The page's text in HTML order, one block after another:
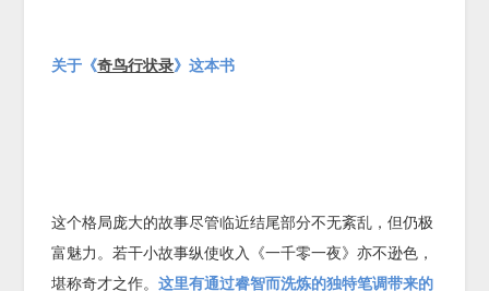
关于《奇鸟行状录》这本书
这个格局庞大的故事尽管临近结尾部分不无紊乱，但仍极
富魅力。若干小故事纵使收入《一千零一夜》亦不逊色，
堪称奇才之作。这里有通过睿智而洗炼的独特笔调带来的